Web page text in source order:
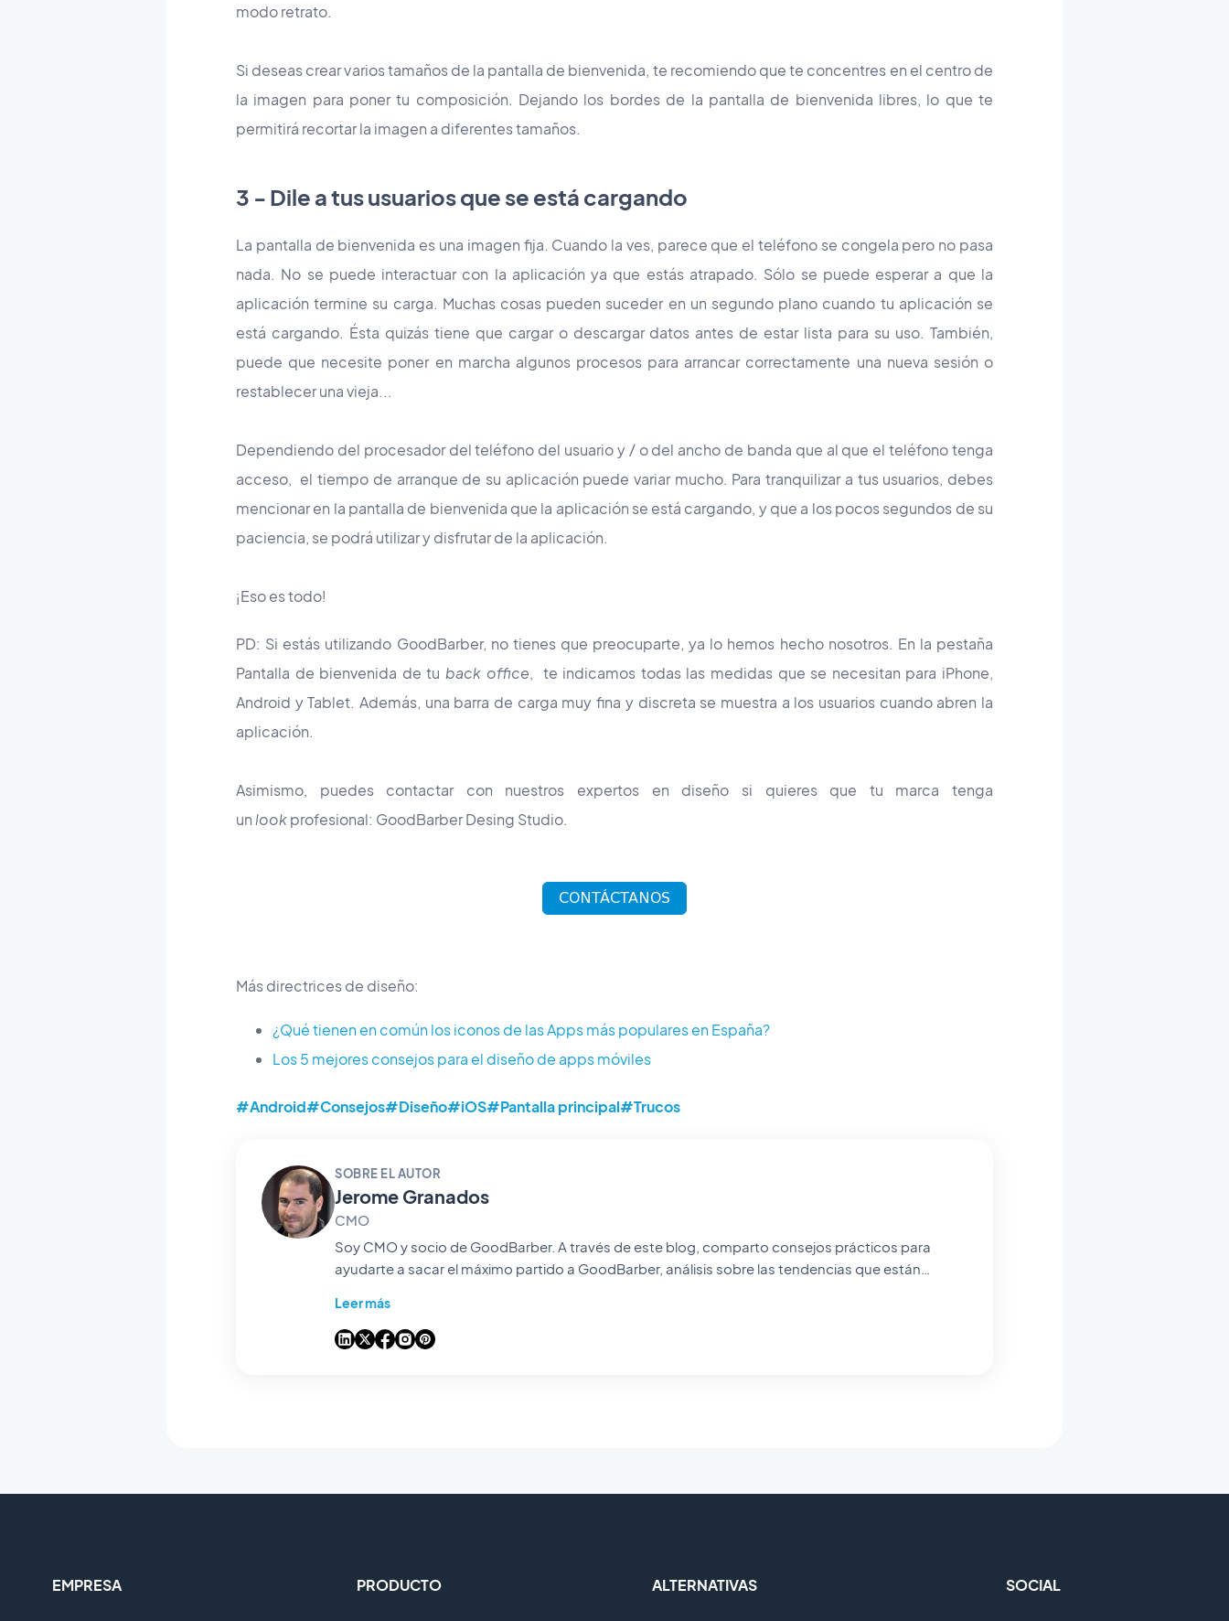
modo retrato.
Si deseas crear varios tamaños de la pantalla de bienvenida, te recomiendo que te concentres en el centro de
la imagen para poner tu composición. Dejando los bordes de la pantalla de bienvenida libres, lo que te
permitirá recortar la imagen a diferentes tamaños.
3 - Dile a tus usuarios que se está cargando
La pantalla de bienvenida es una imagen fija. Cuando la ves, parece que el teléfono se congela pero no pasa
nada. No se puede interactuar con la aplicación ya que estás atrapado. Sólo se puede esperar a que la
aplicación termine su carga. Muchas cosas pueden suceder en un segundo plano cuando tu aplicación se
está cargando. Ésta quizás tiene que cargar o descargar datos antes de estar lista para su uso. También,
puede que necesite poner en marcha algunos procesos para arrancar correctamente una nueva sesión o
restablecer una vieja...
Dependiendo del procesador del teléfono del usuario y / o del ancho de banda que al que el teléfono tenga
acceso, el tiempo de arranque de su aplicación puede variar mucho. Para tranquilizar a tus usuarios, debes
mencionar en la pantalla de bienvenida que la aplicación se está cargando, y que a los pocos segundos de su
paciencia, se podrá utilizar y disfrutar de la aplicación.
¡Eso es todo!
PD: Si estás utilizando GoodBarber, no tienes que preocuparte, ya lo hemos hecho nosotros. En la pestaña
Pantalla de bienvenida de tu back office, te indicamos todas las medidas que se necesitan para iPhone,
Android y Tablet. Además, una barra de carga muy fina y discreta se muestra a los usuarios cuando abren la
aplicación.
Asimismo, puedes contactar con nuestros expertos en diseño si quieres que tu marca tenga
unlookprofesional: GoodBarber Desing Studio.
Más directrices de diseño:
¿Qué tienen en común los iconos de las Apps más populares en España?
Los 5 mejores consejos para el diseño de apps móviles
#Android#Consejos#Diseño#iOS#Pantalla principal#Trucos
SOBRE EL AUTOR
Jerome Granados
CMO
Soy CMO y socio de GoodBarber. A través de este blog, comparto consejos prácticos para
ayudarte a sacar el máximo partido a GoodBarber, análisis sobre las tendencias que están
inteligencia artificial en nuestro sector. Si algún artículo te inspira una pregunta, una idea o una
experiencia que quieras compartir, conversemos en los comentarios.
Leer más
EMPRESA PRODUCTO ALTERNATIVAS SOCIAL